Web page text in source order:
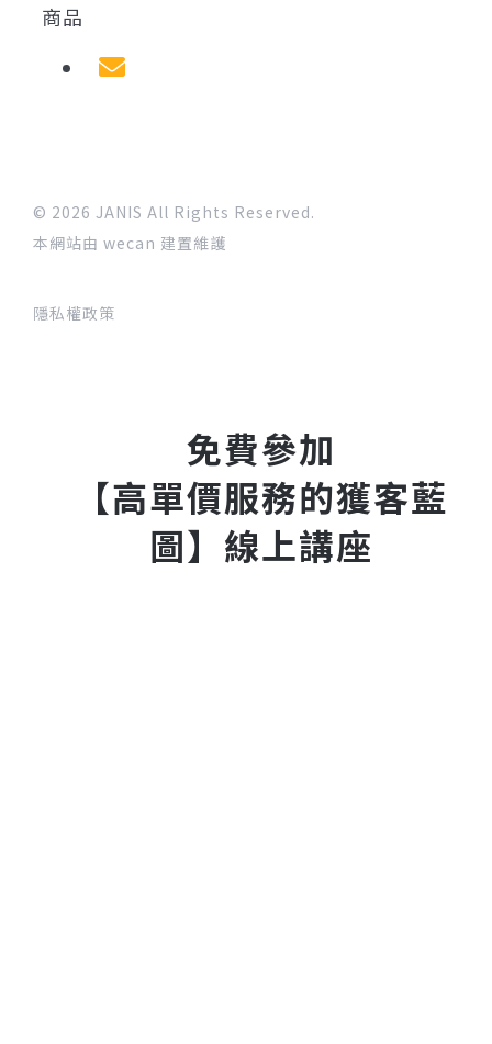
商品
© 2026 JANIS All Rights Reserved.
本網站由 wecan 建置維護
隱私權政策
免費參加
【高單價服務的獲客藍
圖】線上講座